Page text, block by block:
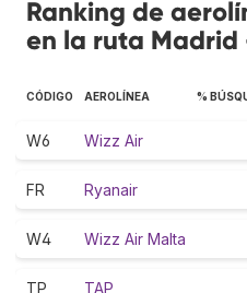
Ranking de
en la ruta Madrid
CÓDIGO AEROLÍNEA %
W6 Wizz Air
FR Ryanair
W4 Wizz Air Malta
TP TAP